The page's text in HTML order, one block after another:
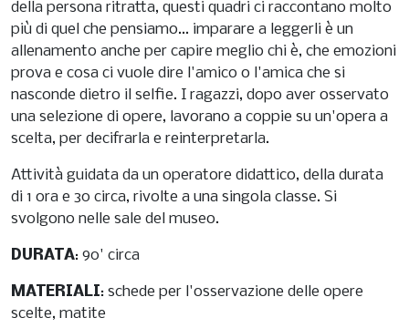
della persona ritratta, questi quadri ci raccontano molto
più di quel che pensiamo... imparare a leggerli è un
allenamento anche per capire meglio chi è, che emozioni
prova e cosa ci vuole dire l'amico o l'amica che si
nasconde dietro il selfie. I ragazzi, dopo aver osservato
una selezione di opere, lavorano a coppie su un'opera a
scelta, per decifrarla e reinterpretarla.
Attività guidata da un operatore didattico, della durata
di 1 ora e 30 circa, rivolte a una singola classe. Si
svolgono nelle sale del museo.
DURATA: 90' circa
MATERIALI: schede per l'osservazione delle opere
scelte, matite